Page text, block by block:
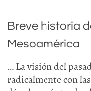
Breve historia
Mesoamérica
… La visión del
radicalmente con